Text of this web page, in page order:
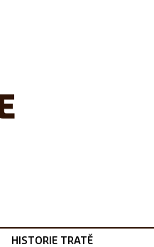
HISTORIE TRATĚ